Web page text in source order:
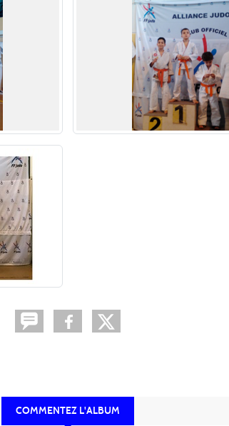
COMMENTEZ L'ALBUM